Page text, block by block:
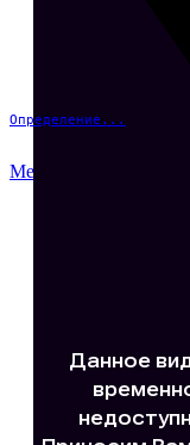
Определение...
Меню